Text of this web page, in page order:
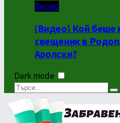
Видео
(Видео) Кой беше
свещеник в
Аролски?
Dark mode